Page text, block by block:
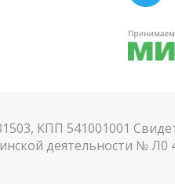
КПП 541001001
деятельности № Л0